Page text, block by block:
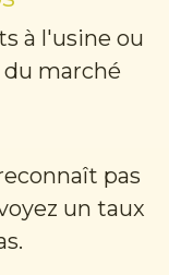
à l'usine ou
marché
pas
un taux